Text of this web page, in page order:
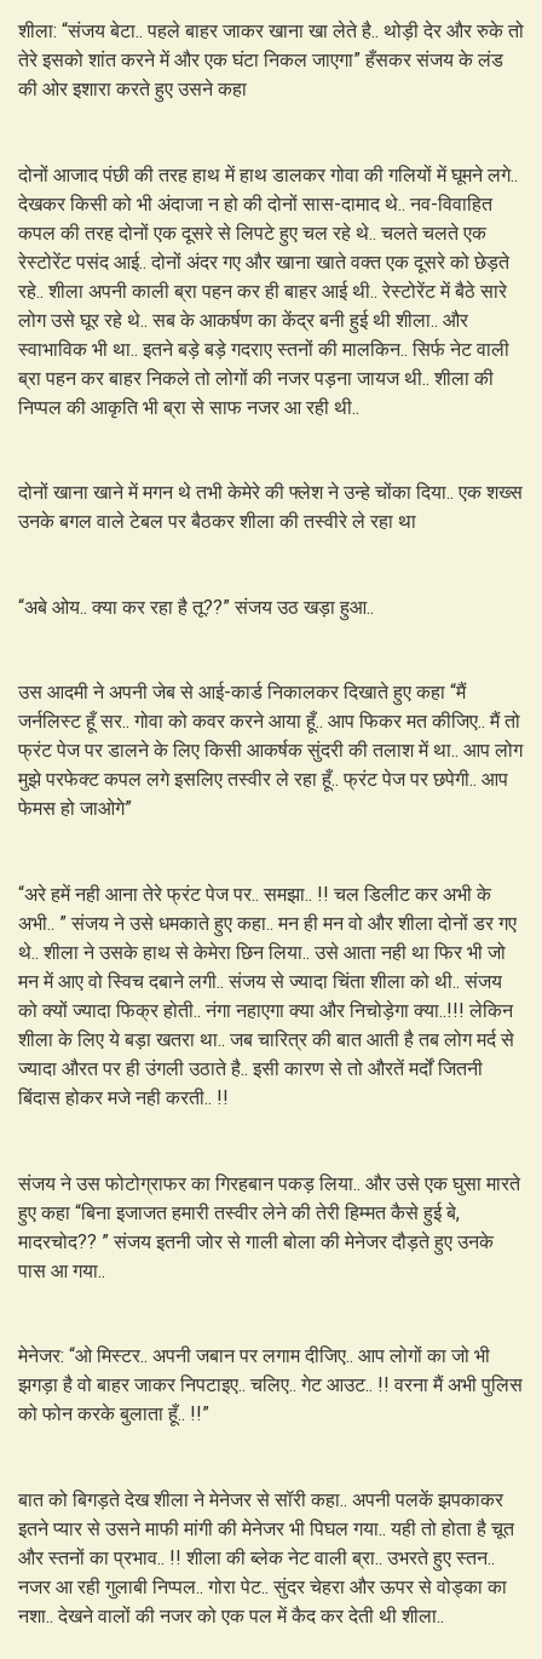
शीला: “संजय बेटा.. पहले बाहर जाकर खाना खा लेते है.. थोड़ी देर और रुके तो
तेरे इसको शांत करने में और एक घंटा निकल जाएगा” हँसकर संजय के लंड
की ओर इशारा करते हुए उसने कहा
दोनों आजाद पंछी की तरह हाथ में हाथ डालकर गोवा की गलियों में घूमने लगे..
देखकर किसी को भी अंदाजा न हो की दोनों सास-दामाद थे.. नव-विवाहित
कपल की तरह दोनों एक दूसरे से लिपटे हुए चल रहे थे.. चलते चलते एक
रेस्टोरेंट पसंद आई.. दोनों अंदर गए और खाना खाते वक्त एक दूसरे को छेड़ते
रहे.. शीला अपनी काली ब्रा पहन कर ही बाहर आई थी.. रेस्टोरेंट में बैठे सारे
लोग उसे घूर रहे थे.. सब के आकर्षण का केंद्र बनी हुई थी शीला.. और
स्वाभाविक भी था.. इतने बड़े बड़े गदराए स्तनों की मालकिन.. सिर्फ नेट वाली
ब्रा पहन कर बाहर निकले तो लोगों की नजर पड़ना जायज थी.. शीला की
निप्पल की आकृति भी ब्रा से साफ नजर आ रही थी..
दोनों खाना खाने में मगन थे तभी केमेरे की फ्लेश ने उन्हे चोंका दिया.. एक शख्स
उनके बगल वाले टेबल पर बैठकर शीला की तस्वीरे ले रहा था
“अबे ओय.. क्या कर रहा है तू??” संजय उठ खड़ा हुआ..
उस आदमी ने अपनी जेब से आई-कार्ड निकालकर दिखाते हुए कहा “मैं
जर्नलिस्ट हूँ सर.. गोवा को कवर करने आया हूँ.. आप फिकर मत कीजिए.. मैं तो
फ्रंट पेज पर डालने के लिए किसी आकर्षक सुंदरी की तलाश में था.. आप लोग
मुझे परफेक्ट कपल लगे इसलिए तस्वीर ले रहा हूँ.. फ्रंट पेज पर छपेगी.. आप
फेमस हो जाओगे”
“अरे हमें नही आना तेरे फ्रंट पेज पर.. समझा.. !! चल डिलीट कर अभी के
अभी.. ” संजय ने उसे धमकाते हुए कहा.. मन ही मन वो और शीला दोनों डर गए
थे.. शीला ने उसके हाथ से केमेरा छिन लिया.. उसे आता नही था फिर भी जो
मन में आए वो स्विच दबाने लगी.. संजय से ज्यादा चिंता शीला को थी.. संजय
को क्यों ज्यादा फिक्र होती.. नंगा नहाएगा क्या और निचोड़ेगा क्या..!!! लेकिन
शीला के लिए ये बड़ा खतरा था.. जब चारित्र की बात आती है तब लोग मर्द से
ज्यादा औरत पर ही उंगली उठाते है.. इसी कारण से तो औरतें मर्दों जितनी
बिंदास होकर मजे नही करती.. !!
संजय ने उस फोटोग्राफर का गिरहबान पकड़ लिया.. और उसे एक घुसा मारते
हुए कहा “बिना इजाजत हमारी तस्वीर लेने की तेरी हिम्मत कैसे हुई बे,
मादरचोद?? ” संजय इतनी जोर से गाली बोला की मेनेजर दौड़ते हुए उनके
पास आ गया..
मेनेजर: “ओ मिस्टर.. अपनी जबान पर लगाम दीजिए.. आप लोगों का जो भी
झगड़ा है वो बाहर जाकर निपटाइए.. चलिए.. गेट आउट.. !! वरना मैं अभी पुलिस
को फोन करके बुलाता हूँ.. !!”
बात को बिगड़ते देख शीला ने मेनेजर से सॉरी कहा.. अपनी पलकें झपकाकर
इतने प्यार से उसने माफी मांगी की मेनेजर भी पिघल गया.. यही तो होता है चूत
और स्तनों का प्रभाव.. !! शीला की ब्लेक नेट वाली ब्रा.. उभरते हुए स्तन..
नजर आ रही गुलाबी निप्पल.. गोरा पेट.. सुंदर चेहरा और ऊपर से वोड्का का
नशा.. देखने वालों की नजर को एक पल में कैद कर देती थी शीला..